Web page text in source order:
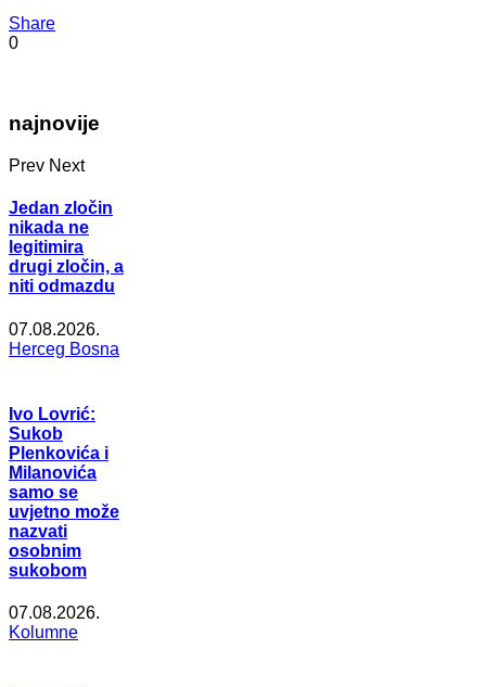
Share
0
najnovije
Prev Next
Jedan zločin
nikada ne
legitimira
drugi zločin, a
niti odmazdu
07.08.2026.
Herceg Bosna
Ivo Lovrić:
Sukob
Plenkovića i
Milanovića
samo se
uvjetno može
nazvati
osobnim
sukobom
07.08.2026.
Kolumne